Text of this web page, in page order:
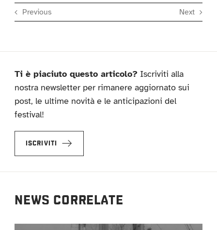
Previous Next
Ti è piaciuto questo articolo? Iscriviti alla
nostra newsletter per rimanere aggiornato sui
post, le ultime novità e le anticipazioni del
festival!
ISCRIVITI
NEWS CORRELATE